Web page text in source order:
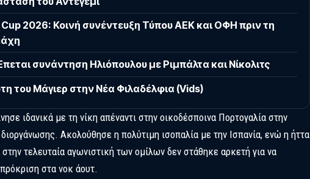
2026: Κοινή συνέντευξη Τύπου ΑΕΚ και ΟΦΗ πριν τη
συνάντηση Ηλιόπουλου με Ριμπάλτα και Νίκολιτς
του Μάγιερ στην Νέα Φιλαδέλφια (Vids)
ιδανικά με τη νίκη απέναντι στην οικοδέσποινα Πορτογαλία στην
Ακολούθησε η πολύτιμη ισοπαλία με την Ισπανία, ενώ η ήττα
τελευταία αγωνιστική των ομίλων δεν στάθηκε αρκετή για να
στα νοκ άουτ.